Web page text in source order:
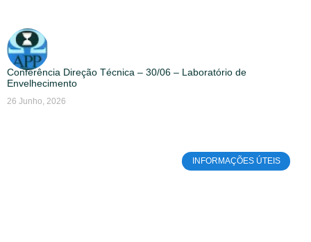
Conferência Direção Técnica – 30/06 – Laboratório de
Envelhecimento
26 Junho, 2026
INFORMAÇÕES ÚTEIS